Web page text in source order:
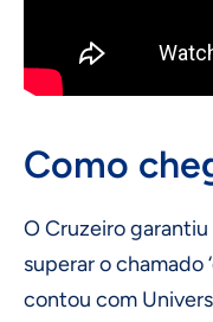
Como
O Cruzeiro
superar o chamado
contou com